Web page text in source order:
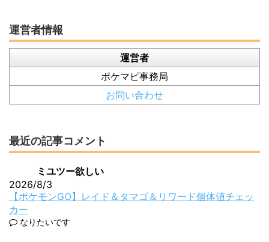
運営者情報
運営者
ポケマピ事務局
お問い合わせ
最近の記事コメント
ミユツー欲しい
2026/8/3
【ポケモンGO】レイド＆タマゴ＆リワード個体値チェッ
カー
なりたいです